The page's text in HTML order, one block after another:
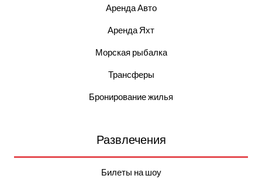
Аренда Авто
Аренда Яхт
Морская рыбалка
Трансферы
Бронирование жилья
Развлечения
Билеты на шоу